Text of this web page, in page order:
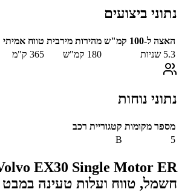
נתוני ביצועים
האצה ל-100 קמ"ש מהירות מירבית טווח אמיתי
5.3 שניות 180 קמ"ש 365 ק"מ
נתוני נוחות
מספר מקומות קטגוריית רכב
5
B
EX30 Single Motor ER
חשמל, טווח ועלות טעינה במבט